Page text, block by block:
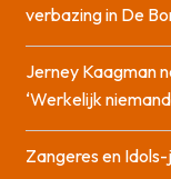
verbazing in De
Jerney Kaagman
‘Werkelijk
Zangeres en